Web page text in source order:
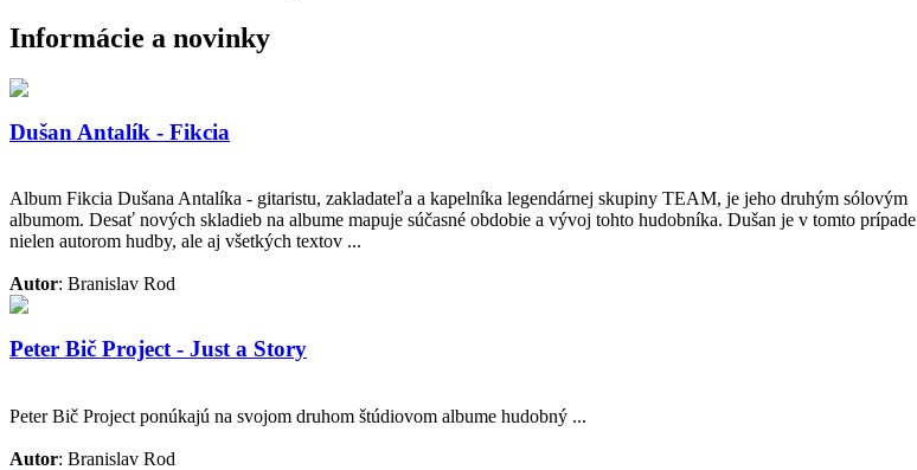
Informácie a novinky
Dušan Antalík - Fikcia
Album Fikcia Dušana Antalíka - gitaristu, zakladateľa a kapelníka legendárnej skupiny TEAM, je jeho druhým sólovým
albumom. Desať nových skladieb na albume mapuje súčasné obdobie a vývoj tohto hudobníka. Dušan je v tomto prípade
nielen autorom hudby, ale aj všetkých textov ...
Autor: Branislav Rod
Peter Bič Project - Just a Story
Peter Bič Project ponúkajú na svojom druhom štúdiovom albume hudobný ...
Autor: Branislav Rod